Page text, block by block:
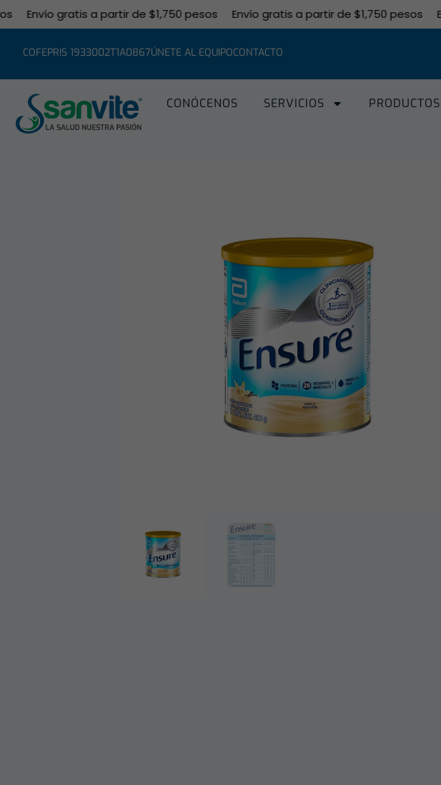
Envío gratis a partir de $1,750 pesos Envío gratis a partir de $1,750 pesos
COFEPRIS 1933002T1A0867ÚNETE AL EQUIPOCONTACTO
CONÓCENOS SERVICIOS PRODUCTOS